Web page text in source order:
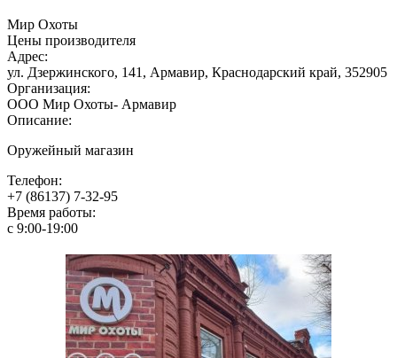
Мир Охоты
Цены производителя
Адрес:
ул. Дзержинского, 141, Армавир, Краснодарский край, 352905
Организация:
ООО Мир Охоты- Армавир
Описание:
Оружейный магазин
Телефон:
+7 (86137) 7-32-95
Время работы:
c 9:00-19:00